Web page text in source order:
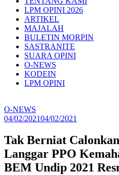
LPM OPINI 2026
ARTIKEL
MAJALAH
BULETIN MORPIN
SASTRANITE
SUARA OPINI
O-NEWS
KODEIN
LPM OPINI
O-NEWS
04/02/202104/02/2021
Tak Berniat
Langgar PPO
BEM Undip 2021